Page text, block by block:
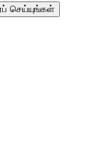
செய்யுங்கள்